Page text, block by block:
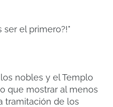
ser el primero?!"
nobles y el Templo
que mostrar al menos
tramitación de los